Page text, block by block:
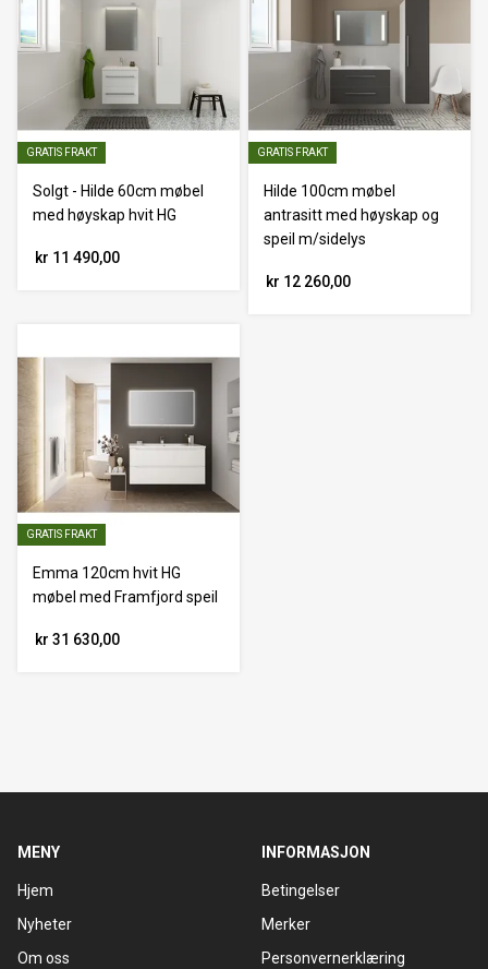
GRATIS FRAKT
Solgt - Hilde 60cm møbel
med høyskap hvit HG
kr 11 490,00
GRATIS FRAKT
Hilde 100cm møbel
antrasitt med høyskap og
speil m/sidelys
kr 12 260,00
GRATIS FRAKT
Emma 120cm hvit HG
møbel med Framfjord speil
kr 31 630,00
MENY
Hjem
Nyheter
Om oss
INFORMASJON
Betingelser
Merker
Personvernerklæring